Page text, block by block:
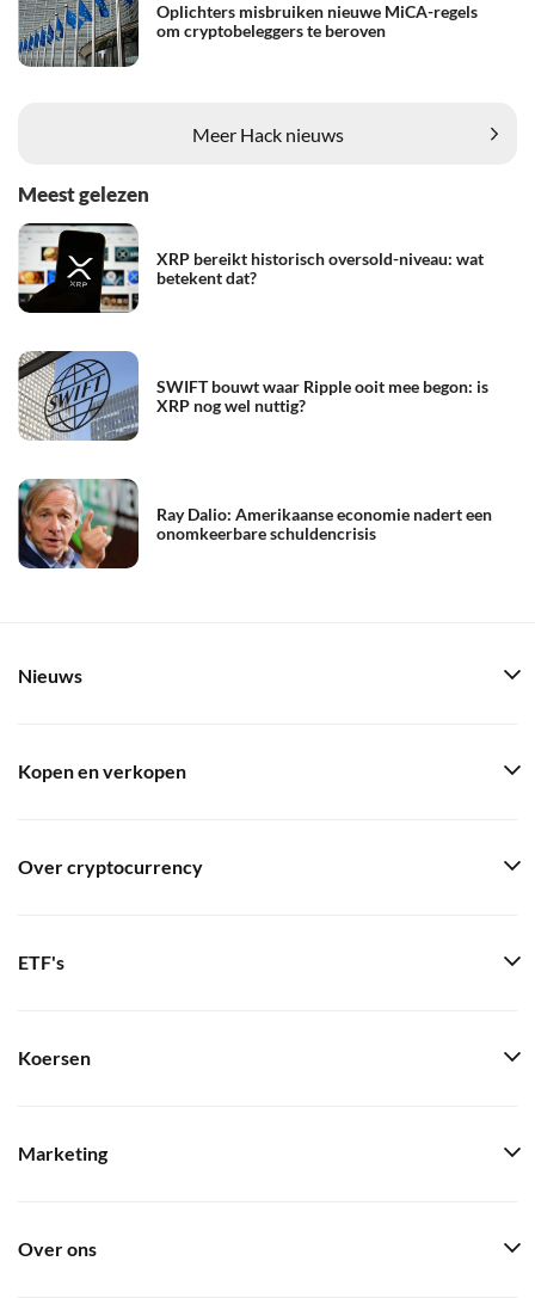
Oplichters misbruiken nieuwe MiCA-regels
om cryptobeleggers te beroven
Meer Hack nieuws
Meest gelezen
XRP bereikt historisch oversold-niveau: wat
betekent dat?
SWIFT bouwt waar Ripple ooit mee begon: is
XRP nog wel nuttig?
Ray Dalio: Amerikaanse economie nadert een
onomkeerbare schuldencrisis
Nieuws
Kopen en verkopen
Over cryptocurrency
ETF's
Koersen
Marketing
Over ons